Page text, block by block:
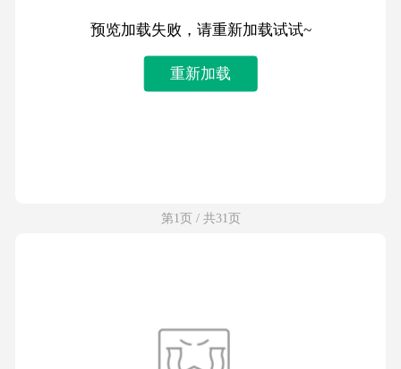
预览加载失败，请重新加载试试~
重新加载
第1页 / 共31页